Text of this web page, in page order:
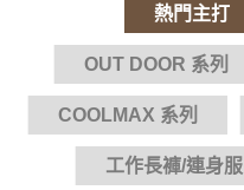
熱門主打
OUT DOOR 系列
COOLMAX 系列
工作長褲/連身服